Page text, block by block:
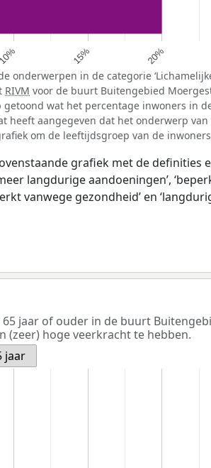
10% 15% 20%
onderwerpen in de categorie
RIVM voor de buurt Buitengebied
wat het percentage inwoners in
heeft aangegeven dat het onderwerp
om de leeftijdsgroep van de
grafiek met de definities
langdurige aandoeningen’,
vanwege gezondheid’ en
65 jaar of ouder in de buurt
(zeer) hoge veerkracht te hebben.
jaar